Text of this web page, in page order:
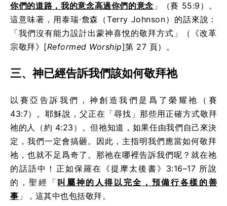
你們的道路，我的意念高過你們的意念 」（賽 55:9）。
這意味著，用泰瑞·詹森（Terry Johnson）的話來說：
「我們沒有能力設計出蒙神喜悅的敬拜方式」（《改革
宗敬拜》[Reformed Worship]第 27 頁）。
三、神已經告訴我們該如何敬拜祂
以賽亞告訴我們，神創造我們是爲了榮耀祂（賽
43:7）。耶穌說，父正在「尋找」那些用正確方式敬拜
祂的人（約 4:23）。但祂知道，如果任由我們自己來決
定，我們一定會搞砸。因此，主指明我們應當如何敬拜
祂，也就不足爲奇了。那祂在哪裡告訴我們呢？就在祂
的話語中！正如保羅在《提摩太後書》3:16–17 所說
的，聖經「 叫屬神的人得以完全，預備行各樣的善
事 」，這其中也包括敬拜。